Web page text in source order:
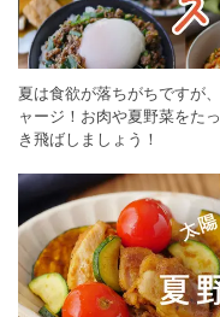
夏は食欲が落ちがちですが
ャージ！お肉や夏野菜をた
き飛ばしましょう！